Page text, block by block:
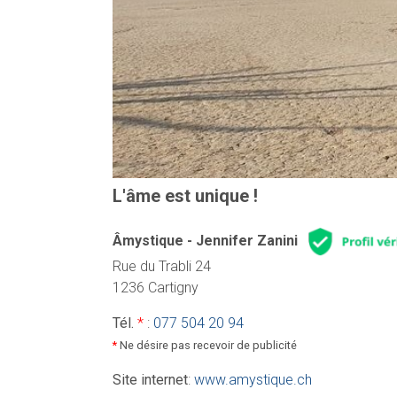
L'âme est unique !
Âmystique - Jennifer Zanini
Rue du Trabli 24
1236 Cartigny
Tél. *: 077 504 20 94
*Ne désire pas recevoir de publicité
Site internet: www.amystique.ch